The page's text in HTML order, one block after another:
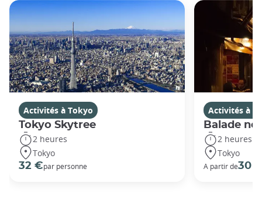
Activités à Tokyo
Tokyo Skytree
2 heures
Tokyo
32 €par personne
Activités à
Balade
2 heures
Tokyo
A partir de30